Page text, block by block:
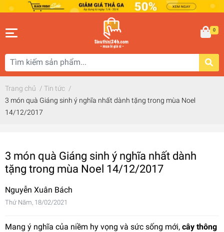
0
Trang chủ / Tin tức /
3 món quà Giáng sinh ý nghĩa nhất dành tặng trong mùa Noel
14/12/2017
3 món quà Giáng sinh ý nghĩa nhất dành
tặng trong mùa Noel 14/12/2017
Nguyễn Xuân Bách
Thứ Năm, 18/02/2021
Mang ý nghĩa của niềm hy vọng và sức sống mới, cây thông